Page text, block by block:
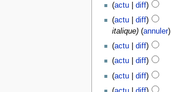
(actu| diff)
(actu| diff)
italique)(annuler)
(actu| diff)
(actu| diff)
(actu| diff)